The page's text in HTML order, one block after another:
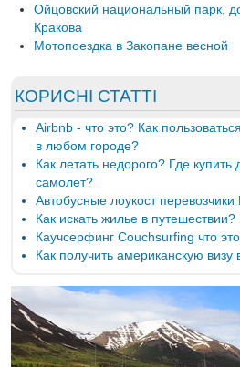
Ойцовский национальный парк,
Кракова
Мотопоездка в Закопане весной
КОРИСНІ СТАТТІ
Airbnb - что это? Как
в любом городе?
Как летать недорого? Где
самолет?
Автобусные лоукост
Как искать жилье в
Каучсерфинг Couchsurfing что
Как получить американскую